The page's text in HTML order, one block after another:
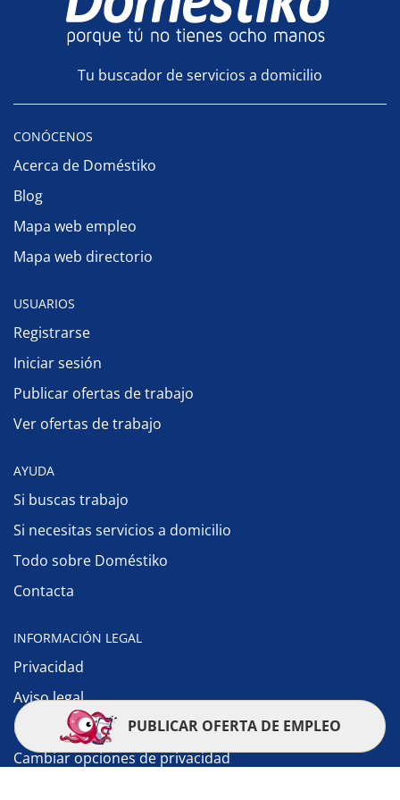
Tu buscador de servicios a domicilio
CONÓCENOS
Acerca de Doméstiko
Blog
Mapa web empleo
Mapa web directorio
USUARIOS
Registrarse
Iniciar sesión
Publicar ofertas de trabajo
Ver ofertas de trabajo
AYUDA
Si buscas trabajo
Si necesitas servicios a domicilio
Todo sobre Doméstiko
Contacta
INFORMACIÓN LEGAL
Privacidad
Aviso legal
Política de cookies
Cambiar opciones de privacidad
PUBLICAR OFERTA DE EMPLEO